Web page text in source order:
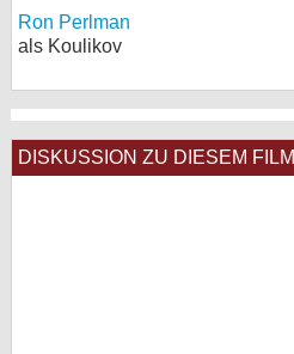
Ron Perlman
als Koulikov
DISKUSSION ZU DIESEM FILM